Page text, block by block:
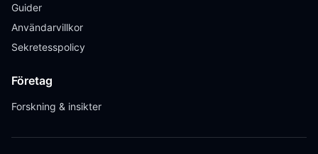
Guider
Användarvillkor
Sekretesspolicy
Företag
Forskning & insikter